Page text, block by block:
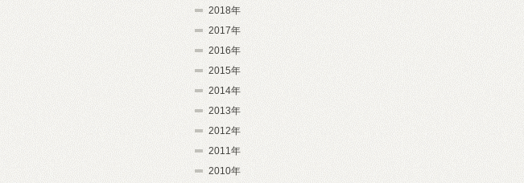
2018年
2017年
2016年
2015年
2014年
2013年
2012年
2011年
2010年